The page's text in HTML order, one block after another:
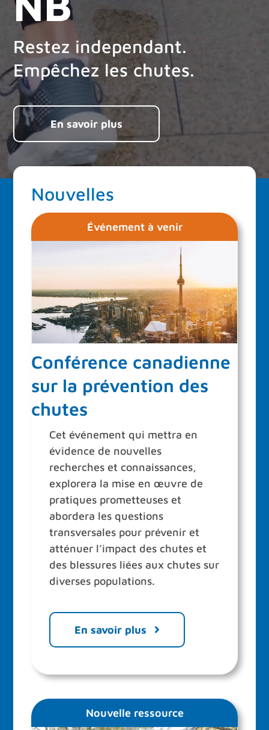
Restez independant.
Empêchez les chutes.
En savoir plus
Nouvelles
Événement à venir
Conférence canadienne
sur la prévention des
chutes
Cet événement qui mettra en
évidence de nouvelles
recherches et connaissances,
explorera la mise en œuvre de
pratiques prometteuses et
abordera les questions
transversales pour prévenir et
atténuer l’impact des chutes et
des blessures liées aux chutes sur
diverses populations.
En savoir plus
Nouvelle ressource